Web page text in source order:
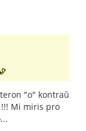
"o" kontraŭ
Mi miris pro